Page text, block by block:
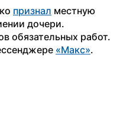
признал местную
дочери.
обязательных работ.
«Макс».